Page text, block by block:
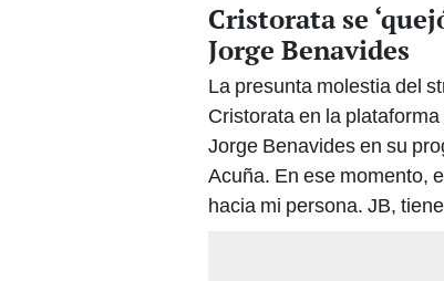
Cristorata se
Jorge Benavides
La presunta molestia del
Cristorata en la
Jorge Benavides en su
Acuña. En ese momento,
hacia mi persona. JB,